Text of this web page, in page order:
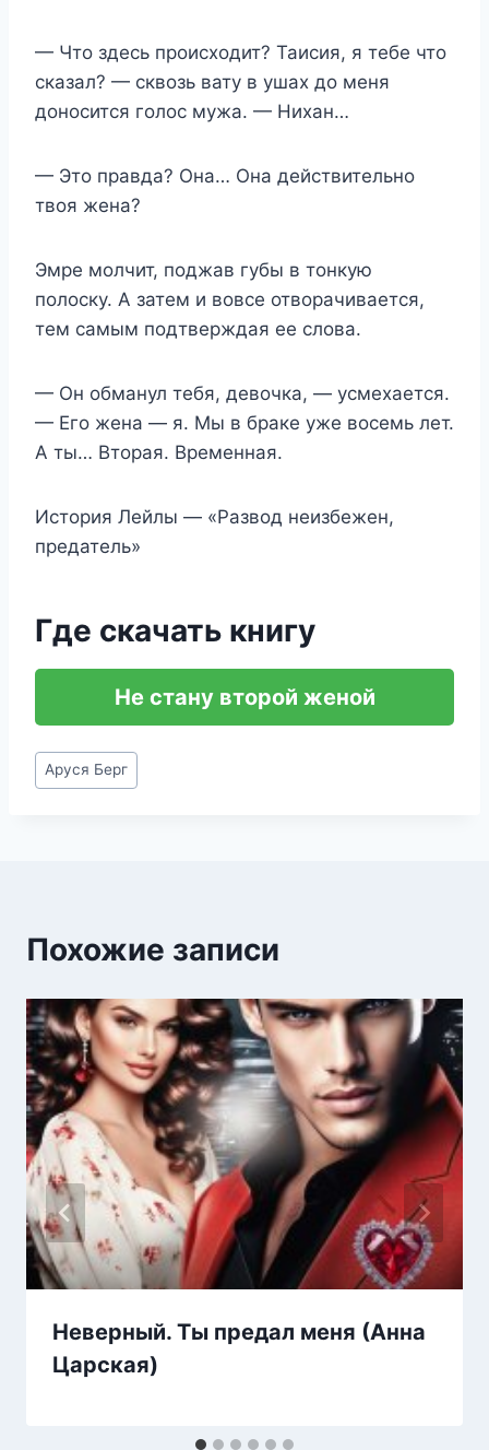
— Что здесь происходит? Таисия, я тебе что
сказал? — сквозь вату в ушах до меня
доносится голос мужа. — Нихан…
— Это правда? Она… Она действительно
твоя жена?
Эмре молчит, поджав губы в тонкую
полоску. А затем и вовсе отворачивается,
тем самым подтверждая ее слова.
— Он обманул тебя, девочка, — усмехается.
— Его жена — я. Мы в браке уже восемь лет.
А ты… Вторая. Временная.
История Лейлы — «Развод неизбежен,
предатель»
Где скачать книгу
Не стану второй женой
Метки
записи:
Аруся Берг
Похожие записи
Неверный. Ты предал меня (Анна
Царская)